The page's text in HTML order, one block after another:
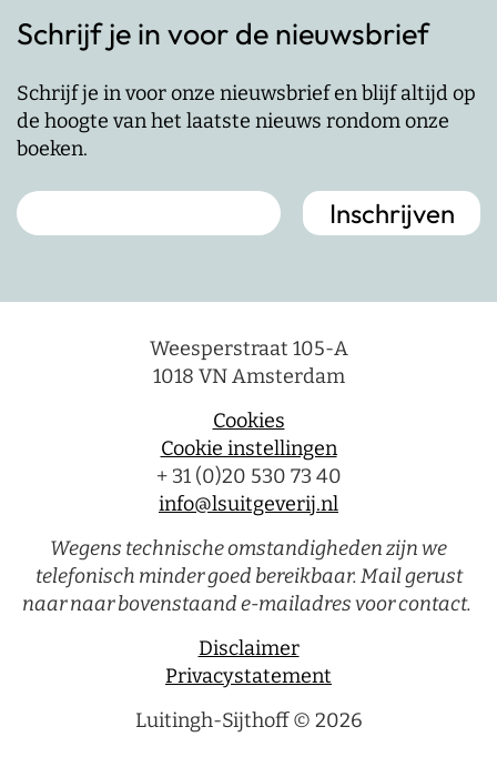
Schrijf je in voor de nieuwsbrief
Schrijf je in voor onze nieuwsbrief en blijf altijd op
de hoogte van het laatste nieuws rondom onze
boeken.
Weesperstraat 105-A
1018 VN Amsterdam
Cookies
Cookie instellingen
+ 31 (0)20 530 73 40
info@lsuitgeverij.nl
Wegens technische omstandigheden zijn we
telefonisch minder goed bereikbaar. Mail gerust
naar naar bovenstaand e-mailadres voor contact.
Disclaimer
Privacystatement
Luitingh-Sijthoff © 2026